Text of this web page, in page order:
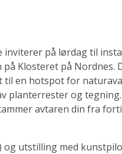
på lørdag til
Klosteret på Nordnes.
til en hotspot for
planterrester og
avtaren din fra
og utstilling med